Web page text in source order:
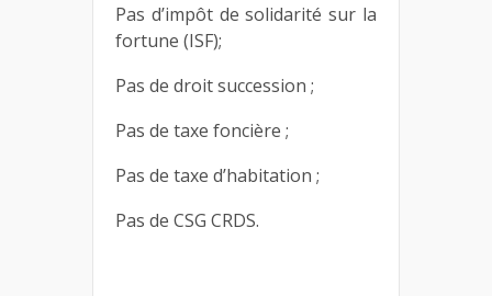
Pas d’impôt de solidarité sur la
fortune (ISF);
Pas de droit succession ;
Pas de taxe foncière ;
Pas de taxe d’habitation ;
Pas de CSG CRDS.